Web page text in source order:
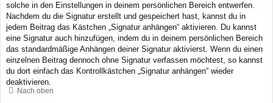
solche in den Einstellungen in deinem persönlichen Bereich entwerfen.
Nachdem du die Signatur erstellt und gespeichert hast, kannst du in
jedem Beitrag das Kästchen „Signatur anhängen“ aktivieren. Du kannst
eine Signatur auch hinzufügen, indem du in deinem persönlichen Bereich
das standardmäßige Anhängen deiner Signatur aktivierst. Wenn du einen
einzelnen Beitrag dennoch ohne Signatur verfassen möchtest, so kannst
du dort einfach das Kontrollkästchen „Signatur anhängen“ wieder
deaktivieren.
Nach oben